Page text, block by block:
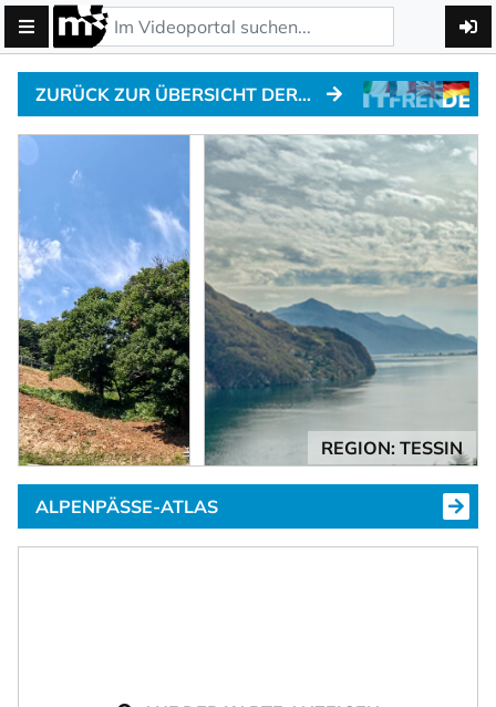
ZURÜCK ZUR ÜBERSICHT DER ALPENPÄSSE
REGION: TESSIN
ALPENPÄSSE-ATLAS